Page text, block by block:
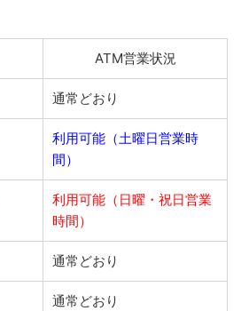
ATM営業状況
通常どおり
利用可能（土曜日営業時
間）
利用可能（日曜・祝日営業
時間）
通常どおり
通常どおり